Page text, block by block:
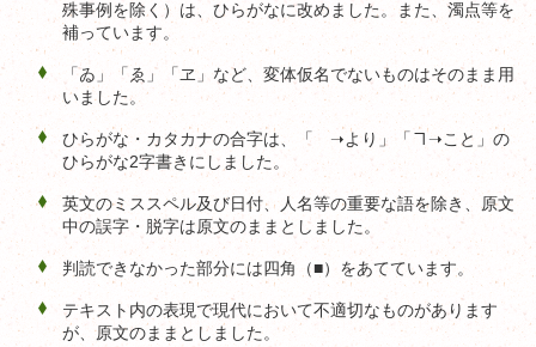
殊事例を除く）は、ひらがなに改めました。また、濁点等を
補っています。
「ゐ」「ゑ」「ヱ」など、変体仮名でないものはそのまま用
いました。
ひらがな・カタカナの合字は、「ゟ➝より」「ヿ➝こと」の
ひらがな2字書きにしました。
英文のミススペル及び日付、人名等の重要な語を除き、原文
中の誤字・脱字は原文のままとしました。
判読できなかった部分には四角（■）をあてています。
テキスト内の表現で現代において不適切なものがあります
が、原文のままとしました。